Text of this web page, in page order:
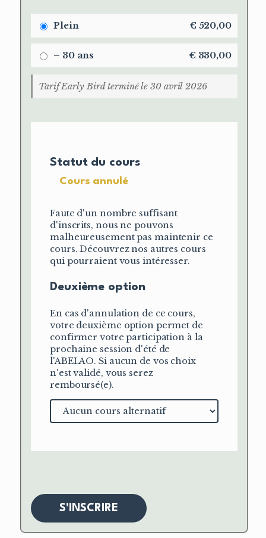
Plein € 520,00
– 30 ans € 330,00
Tarif Early Bird terminé le 30 avril 2026
Statut du cours
Cours annulé
Faute d'un nombre suffisant
d'inscrits, nous ne pouvons
malheureusement pas maintenir ce
cours. Découvrez nos autres cours
qui pourraient vous intéresser.
Deuxième option
En cas d'annulation de ce cours,
votre deuxième option permet de
confirmer votre participation à la
prochaine session d'été de
l'ABELAO. Si aucun de vos choix
n'est validé, vous serez
remboursé(e).
Cours
alternatif
S'INSCRIRE